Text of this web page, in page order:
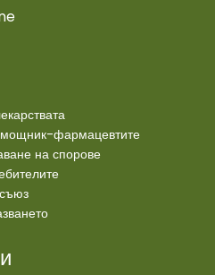
фармацевтите
на спорове